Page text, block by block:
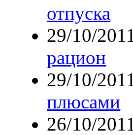
отпуска
29/10/
рацион
29/10/
плюсами
26/10/